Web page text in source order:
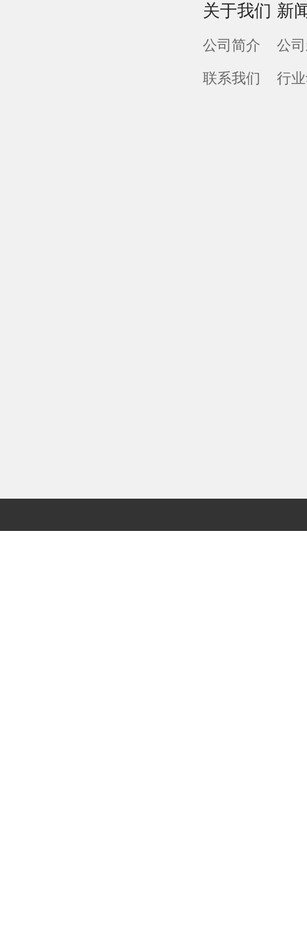
关于我们
公司简介
联系我们
新
公
行